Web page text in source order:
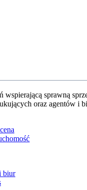
wspierającą sprawną
oraz agentów i
biur